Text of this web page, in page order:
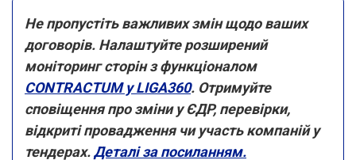
Не пропустіть важливих змін щодо ваших
договорів. Налаштуйте розширений
моніторинг сторін з функціоналом
CONTRACTUM у LIGA360. Отримуйте
сповіщення про зміни у ЄДР, перевірки,
відкриті провадження чи участь компаній у
тендерах.Деталі за посиланням.